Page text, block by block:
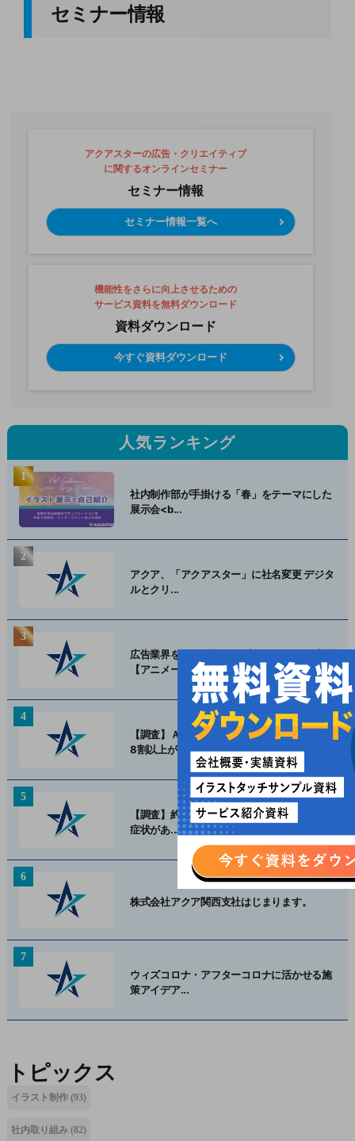
セミナー情報
アクアスターの広告・クリエイティブ
に関するオンラインセミナー
セミナー情報
セミナー情報一覧へ
機能性をさらに向上させるための
サービス資料を無料ダウンロード
資料ダウンロード
今すぐ資料ダウンロード
人気ランキング
社内制作部が手掛ける「春」をテーマにした
展示会<b...
アクア、「アクアスター」に社名変更 デジタ
ルとクリ...
広告業界を救う！新たなプロモーション⼿法
【アニメー...
【調査】ＡＲは使われているのか？調査対象
8割以上が...
【調査】約6割の人が5月病を感じ、精神的な
症状があ...
株式会社アクア関⻄⽀社はじまります。
ウィズコロナ・アフターコロナに活かせる施
策アイデア...
トピックス
イラスト制作 (93)
社内取り組み (82)